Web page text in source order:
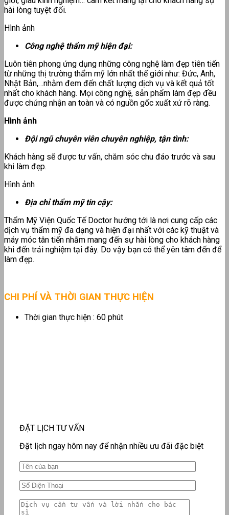
hài lòng tuyệt đối.
Hình ảnh
Công nghệ thẩm mỹ hiện đại:
Luôn tiên phong ứng dụng những công nghệ làm đẹp tiên tiến
từ những thị trường thẩm mỹ lớn nhất thế giới như: Đức, Anh,
Nhật Bản,…nhằm đem đến chất lượng dịch vụ và kết quả tốt
nhất cho khách hàng. Mọi công nghệ, sản phẩm làm đẹp đều
được chứng nhận an toàn và có nguồn gốc xuất xứ rõ ràng.
Hình ảnh
Đội ngũ chuyên viên chuyên nghiệp, tận tình:
Khách hàng sẽ được tư vấn, chăm sóc chu đáo trước và sau
khi làm đẹp.
Hình ảnh
Địa chỉ thẩm mỹ tin cậy:
Thẩm Mỹ Viện Quốc Tế Doctor hướng tới là nơi cung cấp các
dịch vụ thẩm mỹ đa dạng và hiện đại nhất với các kỹ thuật và
máy móc tân tiến nhằm mang đến sự hài lòng cho khách hàng
khi đến trải nghiệm tại đây. Do vậy bạn có thể yên tâm đến để
làm đẹp.
CHI PHÍ VÀ THỜI GIAN THỰC HIỆN
Thời gian thực hiện : 60 phút
ĐẶT LỊCH TƯ VẤN
Đặt lịch ngay hôm nay để nhận nhiều ưu đãi đặc biệt